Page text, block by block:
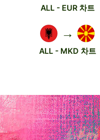
ALL - EUR 차트
→
ALL - MKD 차트